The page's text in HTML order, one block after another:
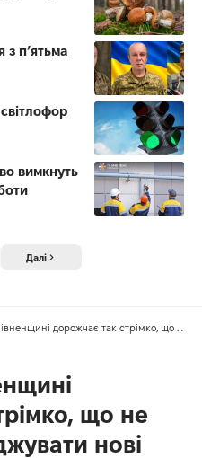
п’ятьма
вимкнуть
Далі
так стрімко, що не встигають погоджувати нові тарифи на перевезення
що не
нові